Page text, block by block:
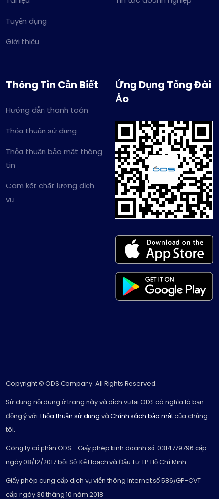
Tuyển dụng
Giới thiệu
Thông Tin Cần Biết
Hướng dẫn thanh toán
Thỏa thuận sử dụng
Thỏa thuận bảo mật thông
tin
Cam kết chất lượng dịch
vụ
Ứng Dụng Tổng Đài
Ảo
Copyright © ODS Company. All Rights Reserved.
Sử dụng nội dung ở trang này và dịch vụ tại ODS có nghĩa là bạn
đồng ý với Thỏa thuận sử dụng và Chính sách bảo mậtcủa chúng
tôi.
Công ty cổ phần ODS - Giấy phép kinh doanh số: 0314779796 cấp
ngày 08/12/2017 bởi Sở Kế Hoạch và Đầu Tư TP.Hồ Chí Minh.
Giấy phép cung cấp dịch vụ viễn thông Internet số 586/GP-CVT
cấp ngày 30 tháng 10 năm 2018